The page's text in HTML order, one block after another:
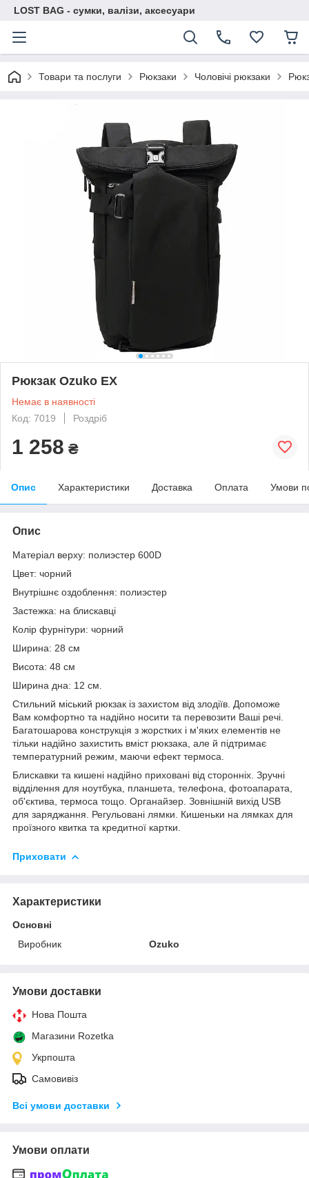
LOST BAG - сумки, валізи, аксесуари
Товари та послуги Рюкзаки Чоловічі рюкзаки
Рюкзак Ozuko EX
Немає в наявності
Код: 7019
Роздріб
1 258 ₴
Опис Характеристики Доставка Оплата Умови
Опис
Матеріал верху: полиэстер 600D
Цвет: чорний
Внутрішнє оздоблення: полиэстер
Застежка: на блискавці
Колір фурнітури: чорний
Ширина: 28 см
Висота: 48 см
Ширина дна: 12 см.
Стильний міський рюкзак із захистом від злодіїв. Допоможе
Вам комфортно та надійно носити та перевозити Ваші речі.
Багатошарова конструкція з жорстких і м'яких елементів не
тільки надійно захистить вміст рюкзака, але й підтримає
температурний режим, маючи ефект термоса.
Блискавки та кишені надійно приховані від сторонніх. Зручні
відділення для ноутбука, планшета, телефона, фотоапарата,
об'єктива, термоса тощо. Органайзер. Зовнішній вихід USB
для заряджання. Регульовані лямки. Кишеньки на лямках для
проїзного квитка та кредитної картки.
Приховати
Характеристики
Основні
Виробник
Ozuko
Умови доставки
Нова Пошта
Магазини Rozetka
Укрпошта
Самовивіз
Всі умови доставки
Умови оплати